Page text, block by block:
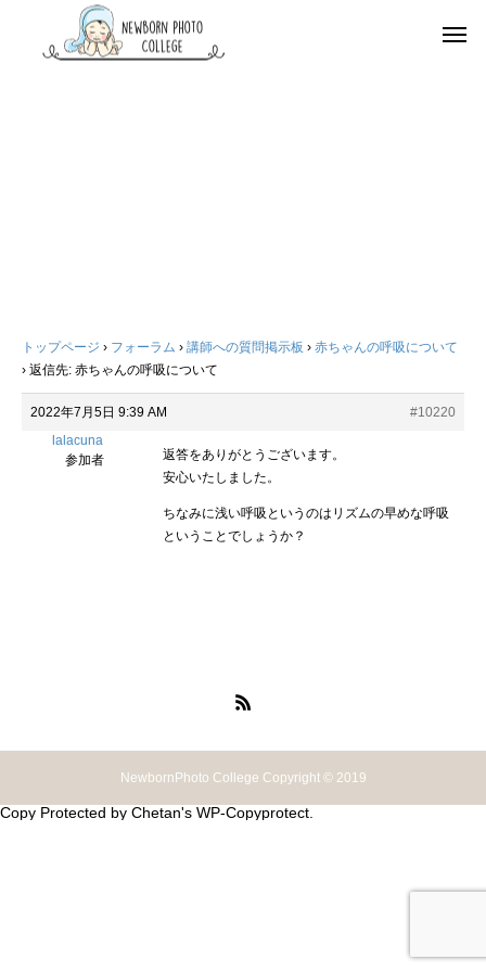
トップページ › フォーラム › 講師への質問掲示板 › 赤ちゃんの呼吸について
› 返信先: 赤ちゃんの呼吸について
2022年7月5日 9:39 AM
#10220
lalacuna
参加者
返答をありがとうございます。
安心いたしました。
ちなみに浅い呼吸というのはリズムの早めな呼吸
ということでしょうか？
NewbornPhoto College Copyright © 2019
Copy Protected by Chetan's WP-Copyprotect